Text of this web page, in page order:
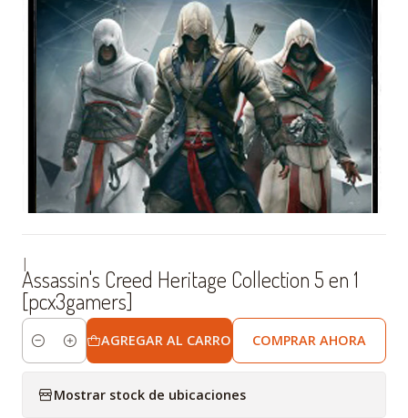
|
Assassin's Creed Heritage Collection 5 en 1
[pcx3gamers]
Cantidad
AGREGAR AL CARRO COMPRAR AHORA
Mostrar stock de ubicaciones